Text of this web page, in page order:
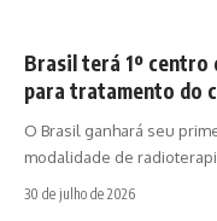
Brasil terá 1º
para tratamento do
O Brasil ganhará seu
modalidade de
30 de julho de 2026